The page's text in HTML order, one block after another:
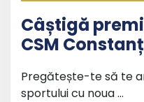
Câștigă
CSM
Pregătește-te să te
sportului cu noua …